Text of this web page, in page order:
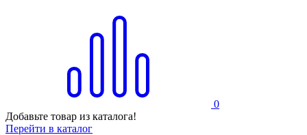
0
Добавьте товар из каталога!
Перейти в каталог